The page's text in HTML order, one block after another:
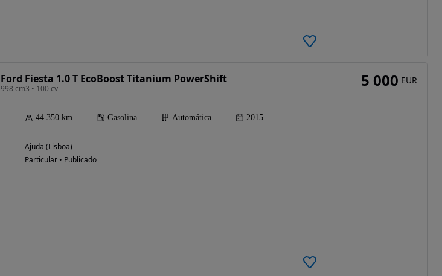
Ford Fiesta 1.0 T EcoBoost Titanium PowerShift
998 cm3 • 100 cv
44 350 km Gasolina Automática 2015
Ajuda (Lisboa)
Particular • Publicado
5 000 EUR